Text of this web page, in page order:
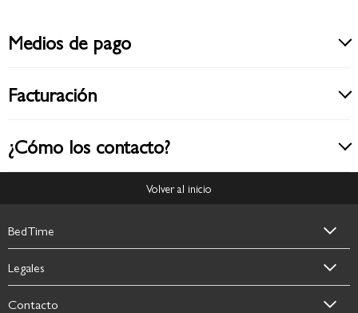
Medios de pago
Facturación
¿Cómo los contacto?
Volver al inicio
BedTime
Legales
Contacto